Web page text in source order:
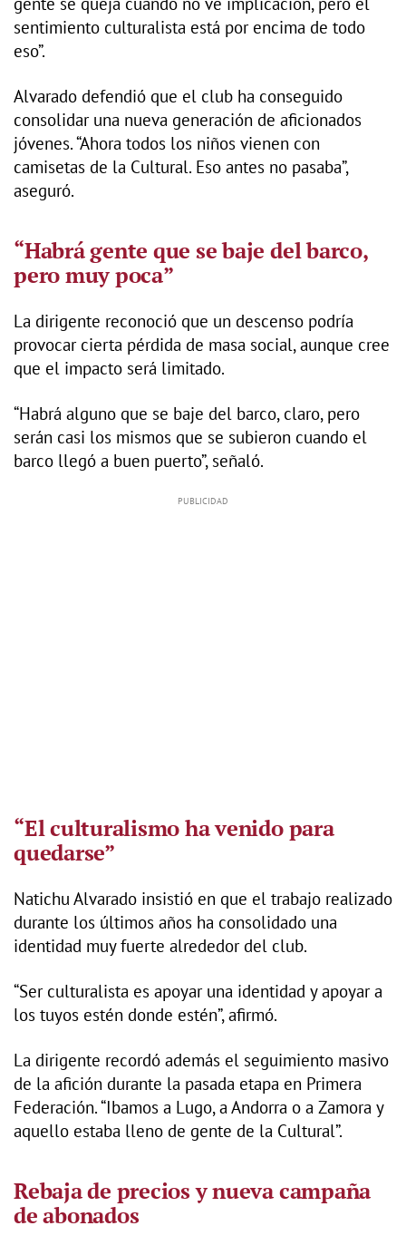
sentimiento culturalista está por encima de todo
eso”.
Alvarado defendió que el club ha conseguido
consolidar una nueva generación de aficionados
jóvenes. “Ahora todos los niños vienen con
camisetas de la Cultural. Eso antes no pasaba”,
aseguró.
“Habrá gente que se baje del barco,
pero muy poca”
La dirigente reconoció que un descenso podría
provocar cierta pérdida de masa social, aunque cree
que el impacto será limitado.
“Habrá alguno que se baje del barco, claro, pero
serán casi los mismos que se subieron cuando el
barco llegó a buen puerto”, señaló.
“El culturalismo ha venido para
quedarse”
Natichu Alvarado insistió en que el trabajo realizado
durante los últimos años ha consolidado una
identidad muy fuerte alrededor del club.
“Ser culturalista es apoyar una identidad y apoyar a
los tuyos estén donde estén”, afirmó.
La dirigente recordó además el seguimiento masivo
de la afición durante la pasada etapa en Primera
Federación. “Ibamos a Lugo, a Andorra o a Zamora y
aquello estaba lleno de gente de la Cultural”.
Rebaja de precios y nueva campaña
de abonados